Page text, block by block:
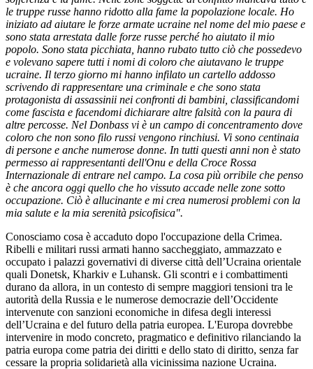
le truppe russe hanno ridotto alla fame la popolazione locale. Ho
iniziato ad aiutare le forze armate ucraine nel nome del mio paese e
sono stata arrestata dalle forze russe perché ho aiutato il mio
popolo. Sono stata picchiata, hanno rubato tutto ciò che possedevo
e volevano sapere tutti i nomi di coloro che aiutavano le truppe
ucraine. Il terzo giorno mi hanno infilato un cartello addosso
scrivendo di rappresentare una criminale e che sono stata
protagonista di assassinii nei confronti di bambini, classificandomi
come fascista e facendomi dichiarare altre falsità con la paura di
altre percosse. Nel Donbass vi è un campo di concentramento dove
coloro che non sono filo russi vengono rinchiusi. Vi sono centinaia
di persone e anche numerose donne. In tutti questi anni non è stato
permesso ai rappresentanti dell'Onu e della Croce Rossa
Internazionale di entrare nel campo. La cosa più orribile che penso
è che ancora oggi quello che ho vissuto accade nelle zone sotto
occupazione. Ciò è allucinante e mi crea numerosi problemi con la
mia salute e la mia serenità psicofisica".
Conosciamo cosa è accaduto dopo l'occupazione della Crimea.
Ribelli e militari russi armati hanno saccheggiato, ammazzato e
occupato i palazzi governativi di diverse città dell’Ucraina orientale
quali Donetsk, Kharkiv e Luhansk. Gli scontri e i combattimenti
durano da allora, in un contesto di sempre maggiori tensioni tra le
autorità della Russia e le numerose democrazie dell’Occidente
intervenute con sanzioni economiche in difesa degli interessi
dell’Ucraina e del futuro della patria europea. L'Europa dovrebbe
intervenire in modo concreto, pragmatico e definitivo rilanciando la
patria europa come patria dei diritti e dello stato di diritto, senza far
cessare la propria solidarietà alla vicinissima nazione Ucraina.